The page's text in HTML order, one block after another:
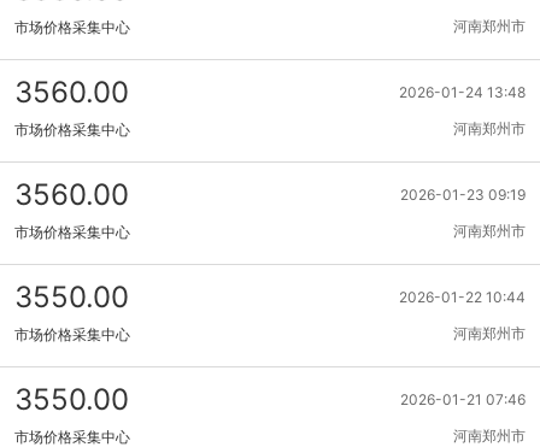
河南郑州市
市场价格采集中心
2026-01-24 13:48
3560.00
河南郑州市
市场价格采集中心
2026-01-23 09:19
3560.00
河南郑州市
市场价格采集中心
2026-01-22 10:44
3550.00
河南郑州市
市场价格采集中心
2026-01-21 07:46
3550.00
河南郑州市
市场价格采集中心